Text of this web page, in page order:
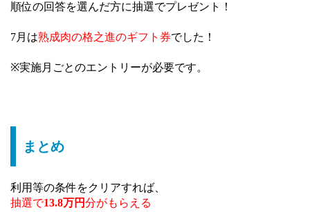
順位の回答を選んだ方に抽選でプレゼント！
7月は熟成肉の格之進のギフト券でした！
※実施月ごとのエントリーが必要です。
まとめ
利用等の条件をクリアすれば、
抽選で13.8万円分がもらえる